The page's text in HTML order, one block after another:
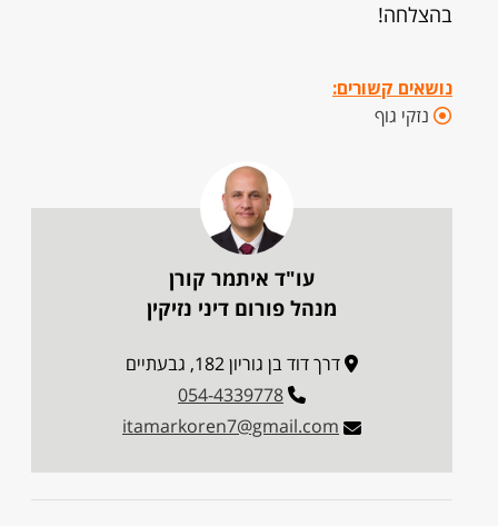
בהצלחה!
נושאים קשורים:
נזקי גוף
עו"ד איתמר קורן
מנהל פורום דיני נזיקין
דרך דוד בן גוריון 182, גבעתיים
054-4339778
itamarkoren7@gmail.com